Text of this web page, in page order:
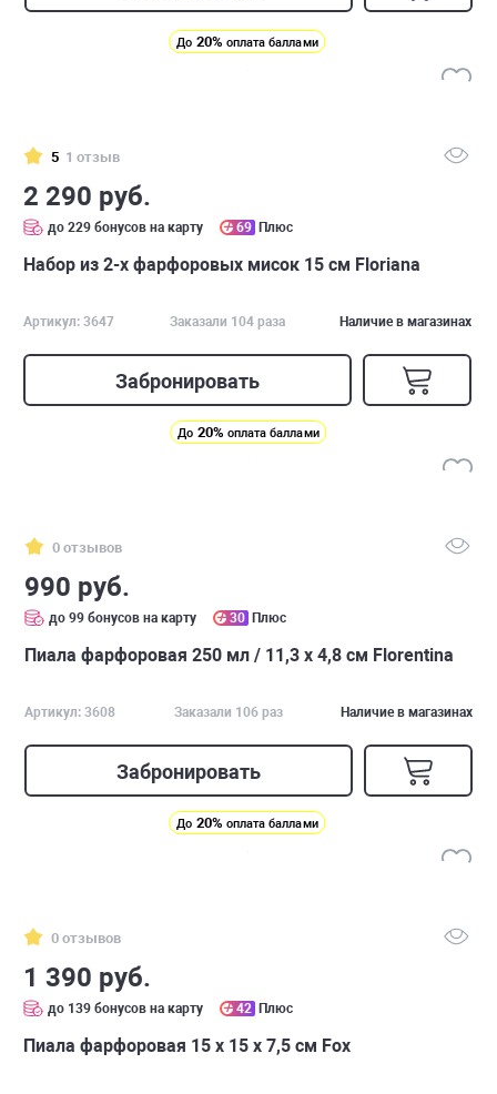
До 20% оплата баллами
5 1 отзыв
2 290 руб.
до 229 бонусов на карту 69 Плюс
Набор из 2-х фарфоровых мисок 15 см Floriana
Артикул: 3647 Заказали 104 раза Наличие в магазинах
Забронировать
До 20% оплата баллами
0 отзывов
990 руб.
до 99 бонусов на карту 30 Плюс
Пиала фарфоровая 250 мл / 11,3 х 4,8 см Florentina
Артикул: 3608 Заказали 106 раз Наличие в магазинах
Забронировать
До 20% оплата баллами
0 отзывов
1 390 руб.
до 139 бонусов на карту 42 Плюс
Пиала фарфоровая 15 х 15 х 7,5 см Fox